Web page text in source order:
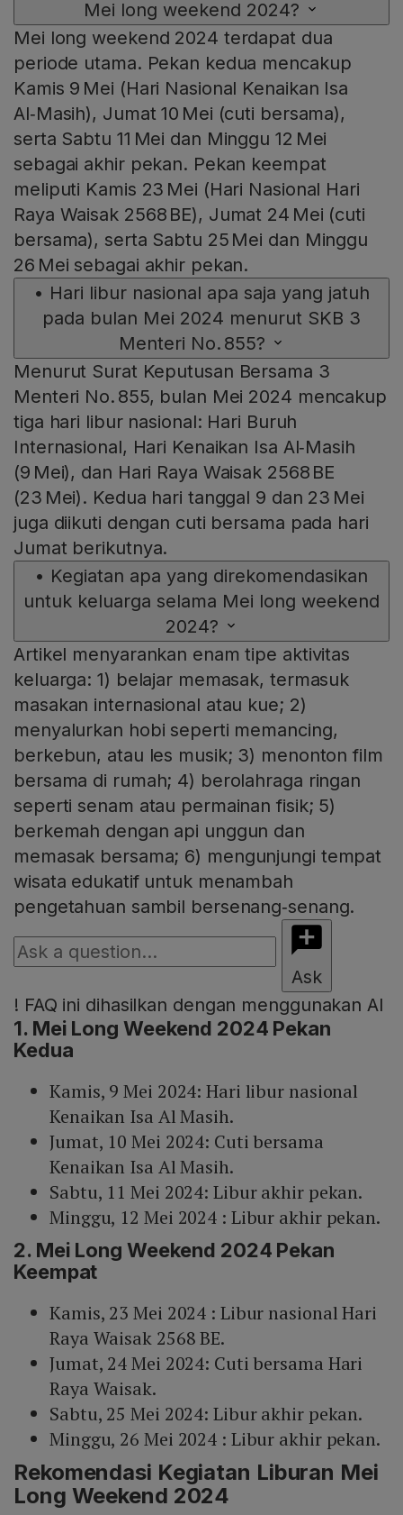
Mei long weekend 2024?
Mei long weekend 2024 terdapat dua
periode utama. Pekan kedua mencakup
Kamis 9 Mei (Hari Nasional Kenaikan Isa
Al‑Masih), Jumat 10 Mei (cuti bersama),
serta Sabtu 11 Mei dan Minggu 12 Mei
sebagai akhir pekan. Pekan keempat
meliputi Kamis 23 Mei (Hari Nasional Hari
Raya Waisak 2568 BE), Jumat 24 Mei (cuti
bersama), serta Sabtu 25 Mei dan Minggu
26 Mei sebagai akhir pekan.
• Hari libur nasional apa saja yang jatuh
pada bulan Mei 2024 menurut SKB 3
Menteri No. 855?
Menurut Surat Keputusan Bersama 3
Menteri No. 855, bulan Mei 2024 mencakup
tiga hari libur nasional: Hari Buruh
Internasional, Hari Kenaikan Isa Al‑Masih
(9 Mei), dan Hari Raya Waisak 2568 BE
(23 Mei). Kedua hari tanggal 9 dan 23 Mei
juga diikuti dengan cuti bersama pada hari
Jumat berikutnya.
• Kegiatan apa yang direkomendasikan
untuk keluarga selama Mei long weekend
2024?
Artikel menyarankan enam tipe aktivitas
keluarga: 1) belajar memasak, termasuk
masakan internasional atau kue; 2)
menyalurkan hobi seperti memancing,
berkebun, atau les musik; 3) menonton film
bersama di rumah; 4) berolahraga ringan
seperti senam atau permainan fisik; 5)
berkemah dengan api unggun dan
memasak bersama; 6) mengunjungi tempat
wisata edukatif untuk menambah
pengetahuan sambil bersenang‑senang.
Ask
! FAQ ini dihasilkan dengan menggunakan AI
1. Mei Long Weekend 2024 Pekan
Kedua
Kamis, 9 Mei 2024: Hari libur nasional
Kenaikan Isa Al Masih.
Jumat, 10 Mei 2024: Cuti bersama
Kenaikan Isa Al Masih.
Sabtu, 11 Mei 2024: Libur akhir pekan.
Minggu, 12 Mei 2024 : Libur akhir pekan.
2. Mei Long Weekend 2024 Pekan
Keempat
Kamis, 23 Mei 2024 : Libur nasional Hari
Raya Waisak 2568 BE.
Jumat, 24 Mei 2024: Cuti bersama Hari
Raya Waisak.
Sabtu, 25 Mei 2024: Libur akhir pekan.
Minggu, 26 Mei 2024 : Libur akhir pekan.
Rekomendasi Kegiatan Liburan Mei
Long Weekend 2024